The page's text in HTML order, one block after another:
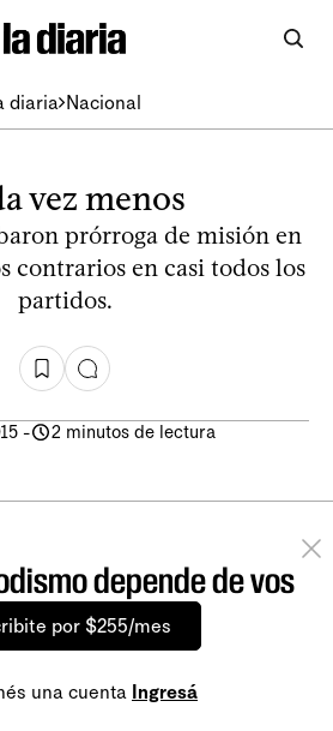
diaria Nacional
vez menos
prórroga de misión en
contrarios en casi todos los
partidos.
- 2 minutos de lectura
depende de vos
por $255/mes
una cuenta Ingresá